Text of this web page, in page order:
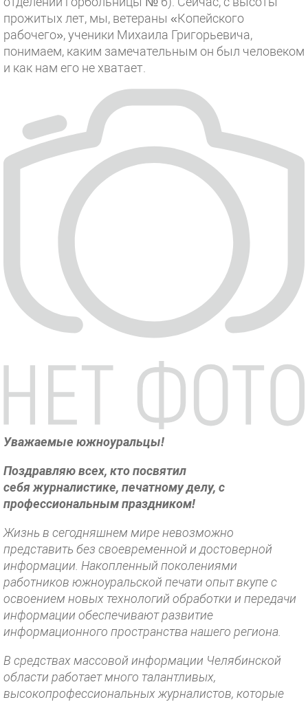
прожитых лет, мы, ветераны «Копейского
рабочего», ученики Михаила Григорьевича,
понимаем, каким замечательным он был человеком
и как нам его не хватает.
Уважаемые южноуральцы!
Поздравляю всех, кто посвятил
себяжурналистике, печатному делу, с
профессиональнымпраздником!
Жизнь в сегодняшнем мире невозможно
представить без своевременной и достоверной
информации. Накопленный поколениями
работников южноуральской печати опыт вкупе с
освоением новых технологий обработки и передачи
информации обеспечивают развитие
информационного пространства нашего региона.
В средствах массовой информации Челябинской
области работает много талантливых,
высокопрофессиональных журналистов, которые